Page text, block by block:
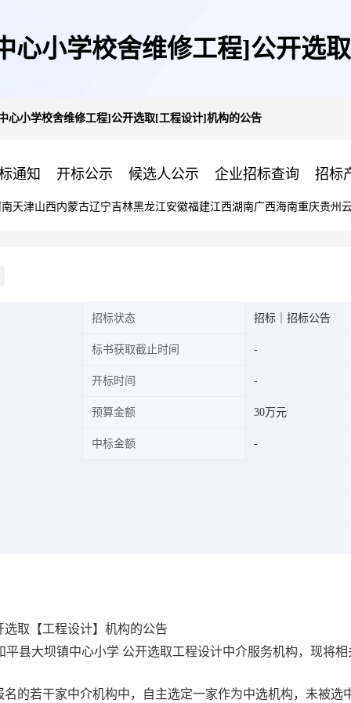
心小学校舍维修工程]公开选
心小学校舍维修工程]公开选取[工程设计]机构的公告
通知 开标公示 候选人公示 企业招标查询 招标
天津山西内蒙古辽宁吉林黑龙江安徽福建江西湖南广西海南重庆贵州
招标状态 招标｜招标公告
标书获取截止时间
开标时间
预算金额 30万元
中标金额
取【工程设计】机构的公告
县大坝镇中心小学 公开选取工程设计中介服务机构，现将相
的若干家中介机构中，自主选定一家作为中选机构，未被选